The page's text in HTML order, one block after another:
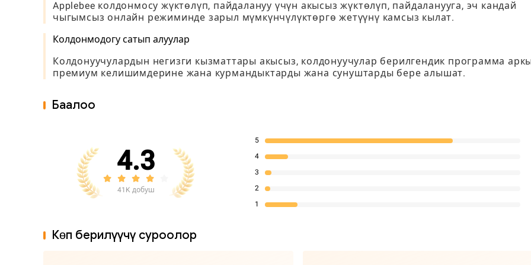
Applebee колдонмосу жүктөлүп, пайдалануу үчүн акысыз жүктөлүп, пайдаланууга, эч кандай
чыгымсыз онлайн режиминде зарыл мүмкүнчүлүктөргө жетүүнү камсыз кылат.
Колдонмодогу сатып алуулар
Колдонуучулардын негизги кызматтары акысыз, колдонуучулар берилгендик программа
премиум келишимдерине жана курмандыктарды жана сунуштарды бере алышат.
Баалоо
4.3
41K добуш
5
4
3
2
1
Көп берилүүчү суроолор